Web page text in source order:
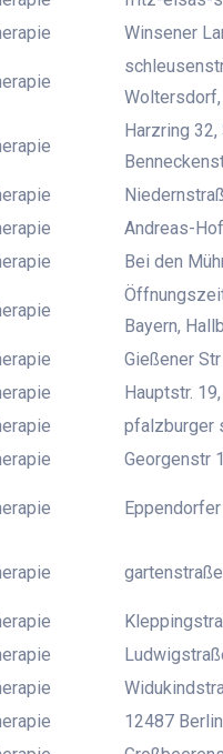
Winsener
Woltersdorf,
Harzring
Andreas-
Bei den
Bayern,
Gießener
Hauptstr.
pfalzburger
Georgenstr
12487